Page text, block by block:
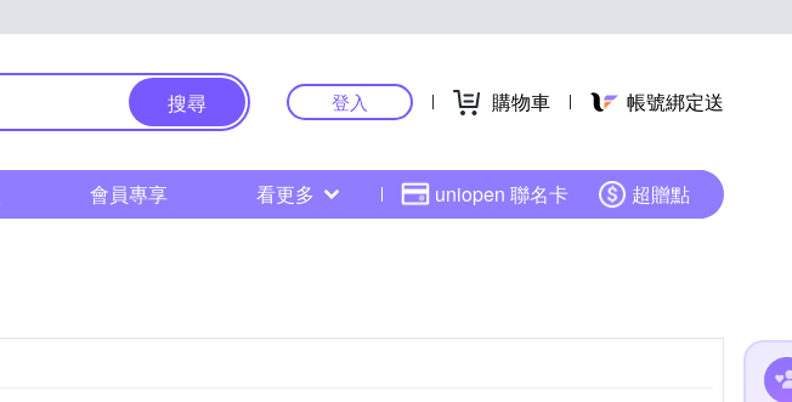
搜尋 登入 購物車 帳號綁定送
會員專享 看更多 uniopen 聯名卡 超贈點